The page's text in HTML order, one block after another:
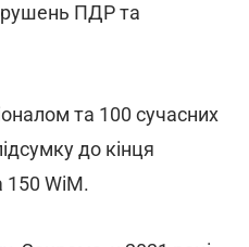
ПДР та
та 100 сучасних
до кінця
150 WiМ.